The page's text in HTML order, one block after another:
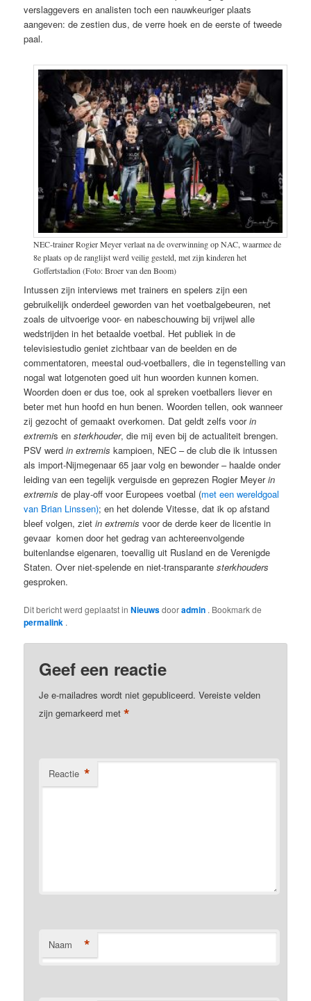
verslaggevers en analisten toch een nauwkeuriger plaats
aangeven: de zestien dus, de verre hoek en de eerste of tweede
paal.
NEC-trainer Rogier Meyer verlaat na de overwinning op NAC, waarmee de
8e plaats op de ranglijst werd veilig gesteld, met zijn kinderen het
Goffertstadion (Foto: Broer van den Boom)
Intussen zijn interviews met trainers en spelers zijn een
gebruikelijk onderdeel geworden van het voetbalgebeuren, net
zoals de uitvoerige voor- en nabeschouwing bij vrijwel alle
wedstrijden in het betaalde voetbal. Het publiek in de
televisiestudio geniet zichtbaar van de beelden en de
commentatoren, meestal oud-voetballers, die in tegenstelling van
nogal wat lotgenoten goed uit hun woorden kunnen komen.
Woorden doen er dus toe, ook al spreken voetballers liever en
beter met hun hoofd en hun benen. Woorden tellen, ook wanneer
zij gezocht of gemaakt overkomen. Dat geldt zelfs voorin
extremis ensterkhouder, die mij even bij de actualiteit brengen.
PSV werdin extremis kampioen, NEC – de club die ik intussen
als import-Nijmegenaar 65 jaar volg en bewonder – haalde onder
leiding van een tegelijk verguisde en geprezen Rogier Meyerin
extremis de play-off voor Europees voetbal (met een wereldgoal
van Brian Linssen); en het dolende Vitesse, dat ik op afstand
bleef volgen, zietin extremis voor de derde keer de licentie in
gevaar komen door het gedrag van achtereenvolgende
buitenlandse eigenaren, toevallig uit Rusland en de Verenigde
Staten. Over niet-spelende en niet-transparante sterkhouders
gesproken.
Dit bericht werd geplaatst inNieuwsdooradmin . Bookmark de
permalink .
Geef een reactie
Je e-mailadres wordt niet gepubliceerd. Vereiste velden
zijn gemarkeerd met*
Reactie *
Naam *